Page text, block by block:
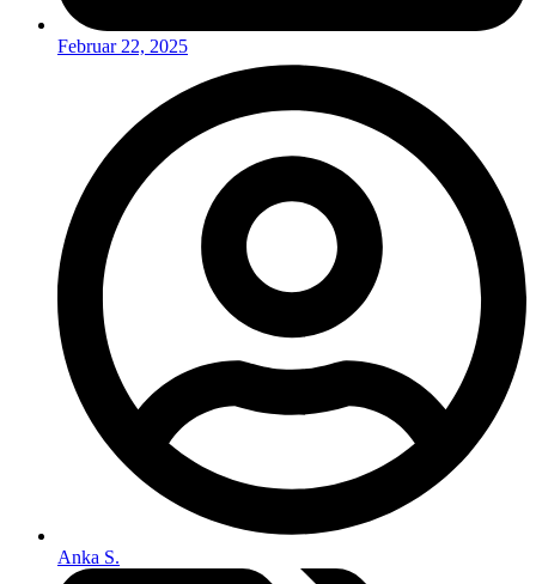
Februar 22, 2025
Anka S.